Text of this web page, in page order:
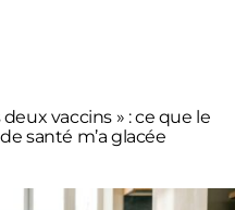
vaccins » : ce que le
santé m’a glacée